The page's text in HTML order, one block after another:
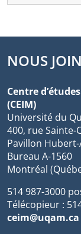
NOUS
Centre
(CEIM)
Université du
400, rue Sainte-
Pavillon Hubert-
Bureau A-1560
Montréal
514 987-3000
Télécopieur :
ceim@uqam.ca